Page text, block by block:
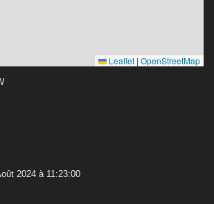
Leaflet | OpenStreetMap
2024 à 11:23:00